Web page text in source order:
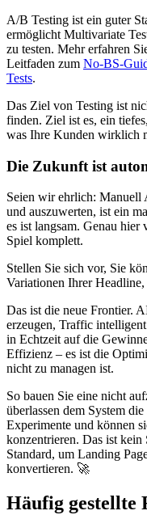
A/B Testing ist ein guter
ermöglicht Multivariate
zu testen. Mehr erfahren
Leitfaden zum No-BS-
Tests.
Das Ziel von Testing ist
finden. Ziel ist es, ein
was Ihre Kunden wirklich
Die Zukunft ist
Seien wir ehrlich: Manuell
und auszuwerten, ist ein
es ist langsam. Genau hier
Spiel komplett.
Stellen Sie sich vor, Sie
Variationen Ihrer
Das ist die neue Frontier.
erzeugen, Traffic
in Echtzeit auf die
Effizienz – es ist die
nicht zu managen ist.
So bauen Sie eine nicht
überlassen dem System
Experimente und können
konzentrieren. Das ist kein
Standard, um Landing
konvertieren. 🚀
Häufig gestellte